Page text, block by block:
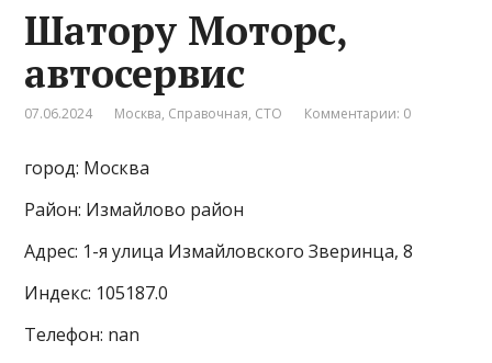
Шатору Моторс,
автосервис
07.06.2024 Москва, Справочная, СТО Комментарии: 0
город: Москва
Район: Измайлово район
Адрес: 1-я улица Измайловского Зверинца, 8
Индекс: 105187.0
Телефон: nan